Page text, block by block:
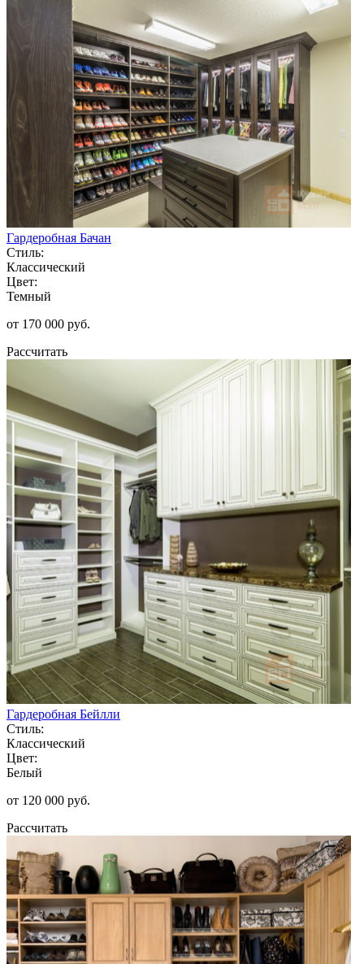
Гардеробная Бачан
Стиль:
Классический
Цвет:
Темный
от 170 000 руб.
Рассчитать
Гардеробная Бейлли
Стиль:
Классический
Цвет:
Белый
от 120 000 руб.
Рассчитать